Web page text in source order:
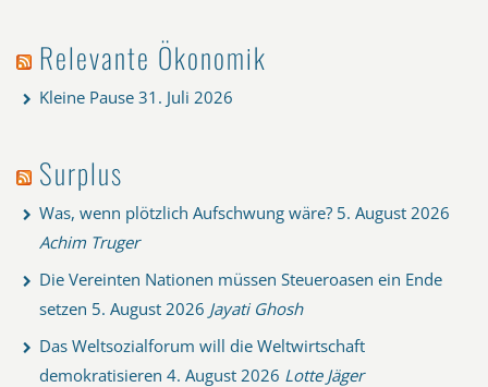
Relevante Ökonomik
Kleine Pause 31. Juli 2026
Surplus
Was, wenn plötzlich Aufschwung wäre? 5. August 2026
Achim Truger
Die Vereinten Nationen müssen Steueroasen ein Ende
setzen 5. August 2026 Jayati Ghosh
Das Weltsozialforum will die Weltwirtschaft
demokratisieren 4. August 2026 Lotte Jäger